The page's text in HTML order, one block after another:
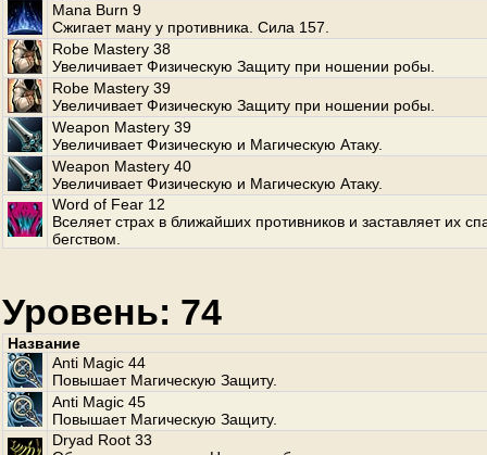
Mana Burn 9
Сжигает ману у противника. Сила 157.
Robe Mastery 38
Увеличивает Физическую Защиту при ношении робы.
Robe Mastery 39
Увеличивает Физическую Защиту при ношении робы.
Weapon Mastery 39
Увеличивает Физическую и Магическую Атаку.
Weapon Mastery 40
Увеличивает Физическую и Магическую Атаку.
Word of Fear 12
Вселяет страх в ближайших противников и заставляет их
бегством.
Уровень: 74
Название
Anti Magic 44
Повышает Магическую Защиту.
Anti Magic 45
Повышает Магическую Защиту.
Dryad Root 33